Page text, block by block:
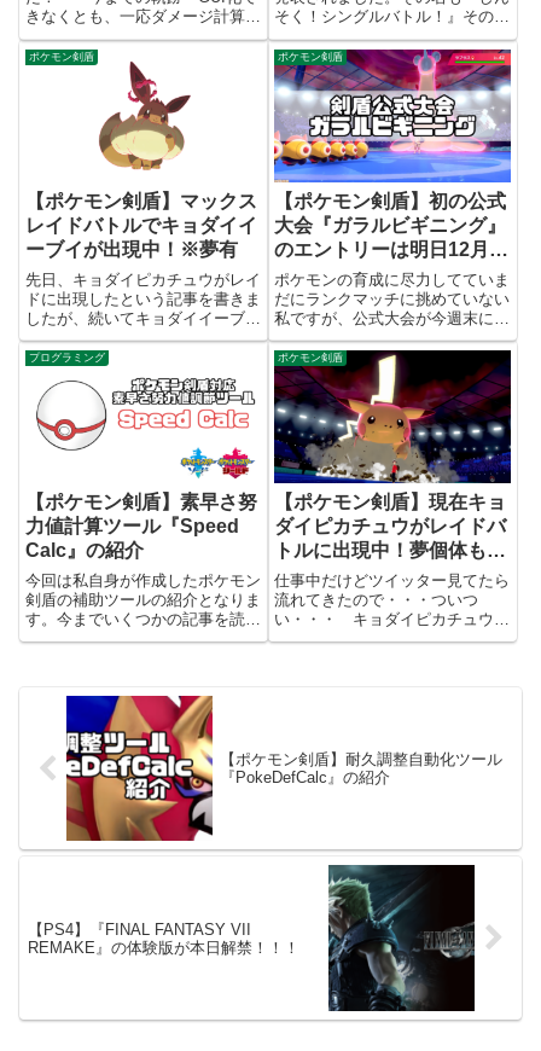
きなくとも、一応ダメージ計算ツ
ールはそれっぽいものができまし
た。ので、今回からはその次のス
テップ。ダメージ計算ツールを活
かして、努力値調整ツールなるも
のを作成したいと思いま...
そく！シングルバトル！』その名
前通り、1対1のタイマンバトル
のようです。1試合1分ぐらいで
終わりそうですね・・・。 し
んそく！シングルバトル！ 詳細
エントリー期間3月12日（木）...
ポケモン剣盾
【ポケモン剣盾】マックス
レイドバトルでキョダイイ
ーブイが出現中！※夢有
先日、キョダイピカチュウがレイ
ドに出現したという記事を書きま
したが、続いてキョダイイーブイ
がレイドに出現しております。一
応期限つきなので今のうちに入手
しておくのがよいでしょう。 キ
ョダイイーブイ出現キョダイイー
ブイは「Let's Go イー...
ポケモン剣盾
【ポケモン剣盾】初の公式
大会『ガラルビギニング』
のエントリーは明日12月6
日（午前9時）まで！
ポケモンの育成に尽力してていま
だにランクマッチに挑めていない
私ですが、公式大会が今週末に開
催されるということで、急いで準
備をしているところでございま
す。そんな公式大会『ガラルビギ
ニング』ですが、エントリー期限
が明日の午前9時までとなってお
り...
プログラミング
【ポケモン剣盾】素早さ努
力値計算ツール『Speed
Calc』の紹介
今回は私自身が作成したポケモン
剣盾の補助ツールの紹介となりま
す。今までいくつかの記事を読ん
でくれている方は「ようやくか
低限公開できる形になったのでご
紹介いたします。 関連記事 素
早さ...
ポケモン剣盾
【ポケモン剣盾】現在キョ
ダイピカチュウがレイドバ
トルに出現中！夢個体もい
るらしい
仕事中だけどツイッター見てたら
流れてきたので・・・ついつ
い・・・ キョダイピカチュウ出
現キョダイピカチュウと言えば、
【ポケモン剣盾】耐久調整自動化ツール
『PokeDefCalc』の紹介
【PS4】『FINAL FANTASY VII
REMAKE』の体験版が本日解禁！！！